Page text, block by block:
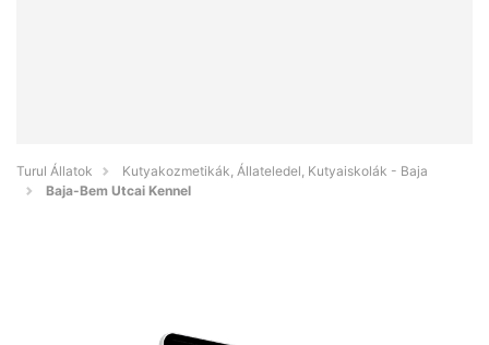
Turul Állatok
Kutyakozmetikák, Állateledel, Kutyaiskolák - Baja
Baja-Bem Utcai Kennel